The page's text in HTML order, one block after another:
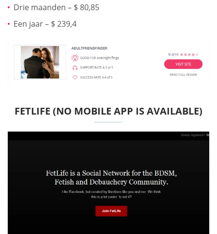
Drie maanden – $ 80,85
Een jaar – $ 239,4
FETLIFE (NO MOBILE APP IS AVAILABLE)